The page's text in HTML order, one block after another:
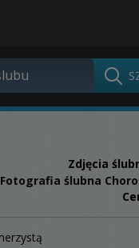
Zdjęcia
Fotografia ślubna